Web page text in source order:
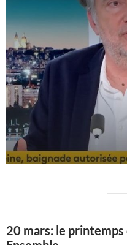
20 mars: le printemps